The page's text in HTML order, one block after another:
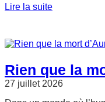
Lire la suite
Rien que la
27 juillet 2026